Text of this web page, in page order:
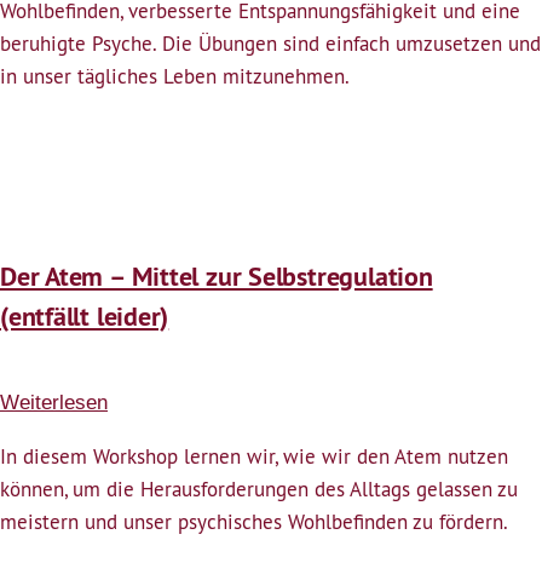
Wohlbefinden, verbesserte Entspannungsfähigkeit und eine
beruhigte Psyche. Die Übungen sind einfach umzusetzen und
in unser tägliches Leben mitzunehmen.
Der Atem – Mittel zur Selbstregulation
(entfällt leider)
Weiterlesen
Atem
–
Mittel
In diesem Workshop lernen wir, wie wir den Atem nutzen
können, um die Herausforderungen des Alltags gelassen zu
meistern und unser psychisches Wohlbefinden zu fördern.